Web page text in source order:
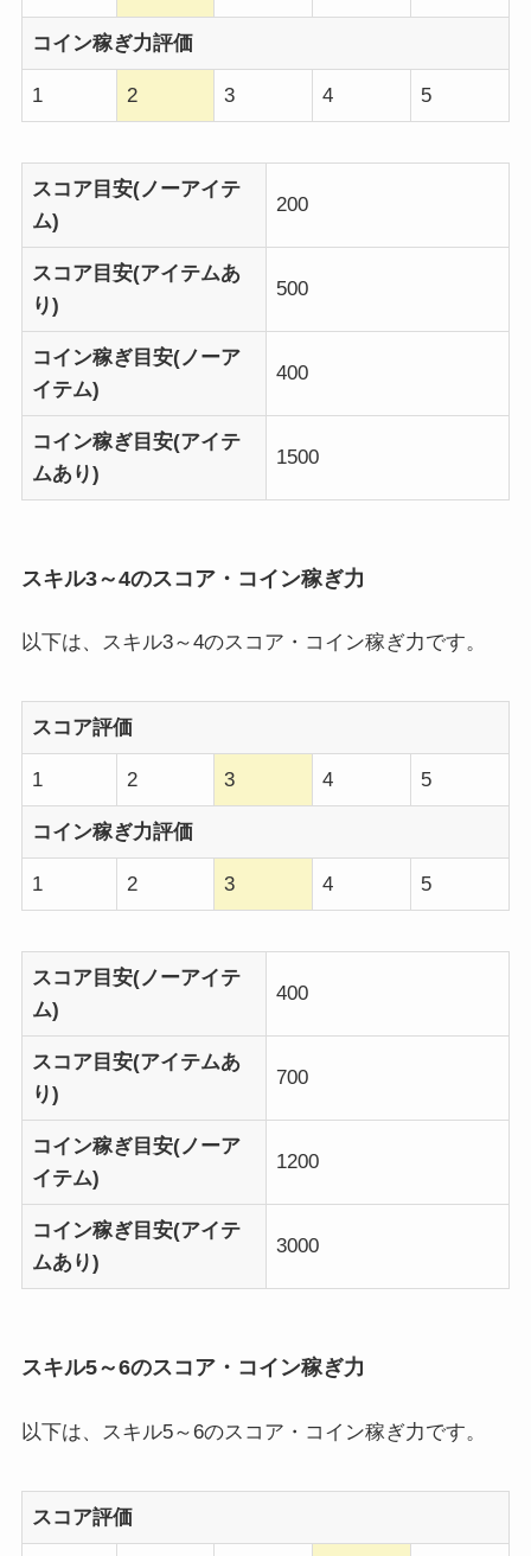
コイン稼ぎ力評価
1 2 3 4 5
スコア目安(ノーアイテ
ム)
200
スコア目安(アイテムあ
り)
500
コイン稼ぎ目安(ノーア
イテム)
400
コイン稼ぎ目安(アイテ
ムあり)
1500
スキル3～4のスコア・コイン稼ぎ力
以下は、スキル3～4のスコア・コイン稼ぎ力です。
スコア評価
1 2 3 4 5
コイン稼ぎ力評価
1 2 3 4 5
スコア目安(ノーアイテ
ム)
400
スコア目安(アイテムあ
り)
700
コイン稼ぎ目安(ノーア
イテム)
1200
コイン稼ぎ目安(アイテ
ムあり)
3000
スキル5～6のスコア・コイン稼ぎ力
以下は、スキル5～6のスコア・コイン稼ぎ力です。
スコア評価